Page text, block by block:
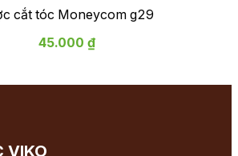
cắt tóc Moneycom g29
45.000 ₫
VIKO